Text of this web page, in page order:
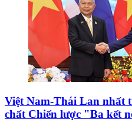
Việt Nam-Thái Lan nhất
chất Chiến lược "Ba kết